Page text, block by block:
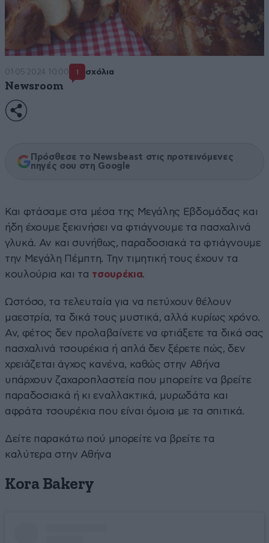
01·05·2024 10:00 1 σχόλια
Newsroom
Πρόσθεσε το Newsbeast στις προτεινόμενες
πηγές σου στη Google
Και φτάσαμε στα μέσα της Μεγάλης Εβδομάδας και
ήδη έχουμε ξεκινήσει να φτιάγνουμε τα πασχαλινά
γλυκά. Αν και συνήθως, παραδοσιακά τα φτιάγνουμε
την Μεγάλη Πέμπτη. Την τιμητική τους έχουν τα
κουλούρια και τα τσουρέκια.
Ωστόσο, τα τελευταία για να πετύχουν θέλουν
μαεστρία, τα δικά τους μυστικά, αλλά κυρίως χρόνο.
Αν, φέτος δεν προλαβαίνετε να φτιάξετε τα δικά σας
πασχαλινά τσουρέκια ή απλά δεν ξέρετε πώς, δεν
χρειάζεται άγχος κανένα, καθώς στην Αθήνα
υπάρχουν ζαχαροπλαστεία που μπορείτε να βρείτε
παραδοσιακά ή κι εναλλακτικά, μυρωδάτα και
αφράτα τσουρέκια που είναι όμοια με τα σπιτικά.
Δείτε παρακάτω πού μπορείτε να βρείτε τα
καλύτερα στην Αθήνα
Kora Bakery